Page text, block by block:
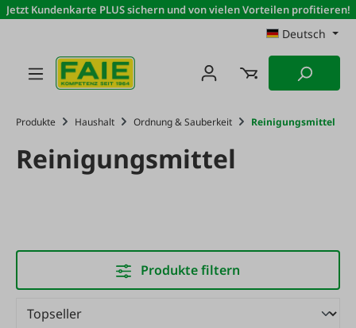
Zum Hauptinhalt springen
Jetzt Kundenkarte PLUS sichern und von vielen Vorteilen profitieren!
Deutsch
Produkte Haushalt Ordnung & Sauberkeit Reinigungsmittel
Reinigungsmittel
Produkte filtern